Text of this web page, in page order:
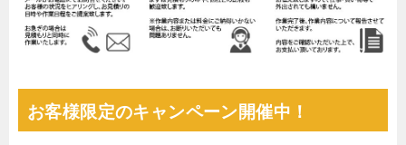
お客様限定のキャンペーン開催中！